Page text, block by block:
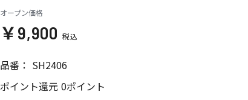
オープン価格
￥9,900
品番： SH2406
ポイント還元 0ポイント